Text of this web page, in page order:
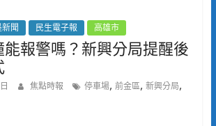
聞 民生電子報 高雄市
報警嗎？新興分局提醒後
焦點時報 停車場, 前金區, 新興分局,